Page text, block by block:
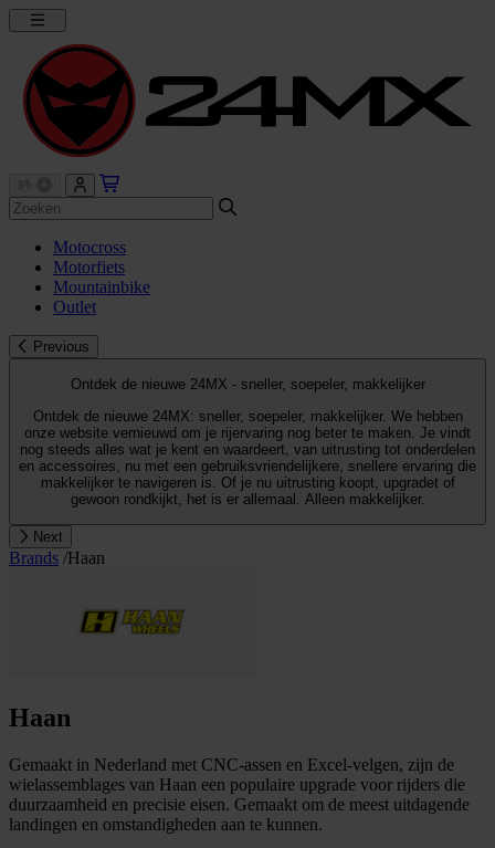
Motocross
Motorfiets
Mountainbike
Outlet
Previous
Ontdek de nieuwe 24MX - sneller, soepeler, makkelijker
Ontdek de nieuwe 24MX: sneller, soepeler, makkelijker. We hebben
onze website vernieuwd om je rijervaring nog beter te maken. Je vindt
nog steeds alles wat je kent en waardeert, van uitrusting tot onderdelen
en accessoires, nu met een gebruiksvriendelijkere, snellere ervaring die
makkelijker te navigeren is. Of je nu uitrusting koopt, upgradet of
gewoon rondkijkt, het is er allemaal. Alleen makkelijker.
Next
Brands /Haan
Haan
Gemaakt in Nederland met CNC-assen en Excel-velgen, zijn de
wielassemblages van Haan een populaire upgrade voor rijders die
duurzaamheid en precisie eisen. Gemaakt om de meest uitdagende
landingen en omstandigheden aan te kunnen.